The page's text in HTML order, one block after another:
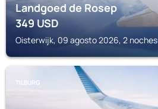
Landgoed de Rosep
349USD
Oisterwijk, 09 agosto 2026, 2 noches
TILBURG